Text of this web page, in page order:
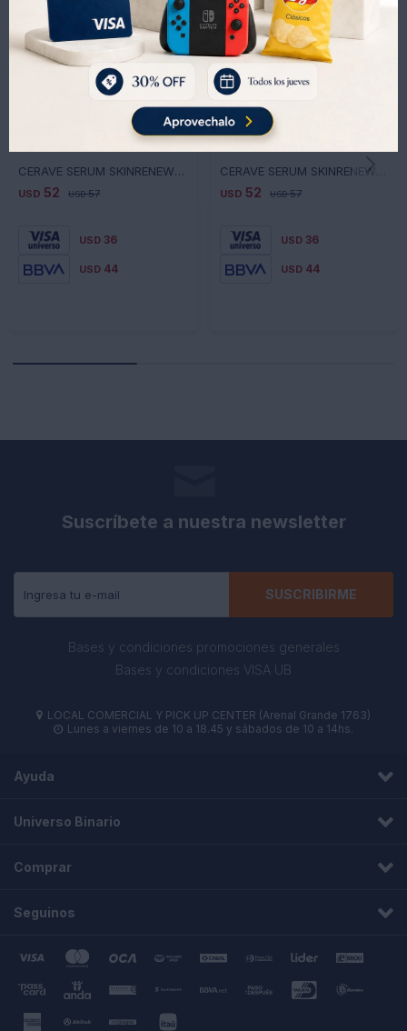
CERAVE SERUM SKINRENEW VIT C 1 OZ /30ML
USD 52 USD 57
USD 36
USD 44
USD 52 USD 57
USD 36
USD 44
Suscríbete a nuestra newsletter
SUSCRIBIRME
Bases y condiciones promociones generales
Bases y condiciones VISA UB
 LOCAL COMERCIAL Y PICK UP CENTER (Arenal Grande 1763)
 Lunes a viernes de 10 a 18.45 y sábados de 10 a 14hs.
Ayuda
Universo Binario
Comprar
Seguinos